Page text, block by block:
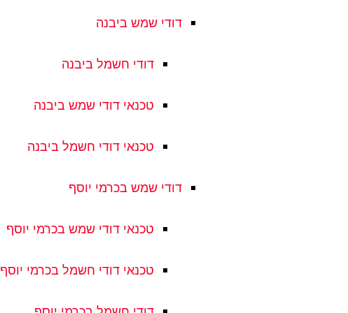
דודי שמש ביבנה
דודי חשמל ביבנה
טכנאי דודי שמש ביבנה
טכנאי דודי חשמל ביבנה
דודי שמש בכרמי יוסף
טכנאי דודי שמש בכרמי יוסף
טכנאי דודי חשמל בכרמי יוסף